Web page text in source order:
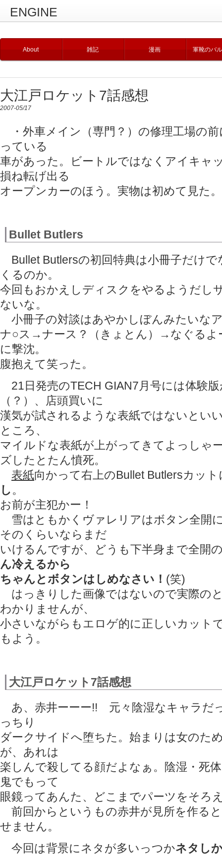
ENGINE
About 雑記 漫画 軍靴のバ
大江戸ロケット7話感想
2007-05/17
・外車メイン（専門？）の修理工場の
っている
車があった。ビートルではなくアイキャ
損ね転げ出る
オープンカーのほう。実物は初めて見た
Bullet Butlers
Bullet Butlersの初回特典は小冊子だけ
くるのか。
今回もおかえしディスクをやるようだし
ないな。
小冊子の対談はあやかしぼんみたいな
ナ○ス→ナース？（きょとん）→なぐる
に撃沈。
腹抱えて笑った。
21日発売のTECH GIAN7月号には体験
（？）、店頭買いに
漢気が試されるような表紙ではないとい
ところ、
マイルドな表紙が上がってきてよっし
ズしたとたん憤死。
表紙向かって右上のBullet Butlersカット
し。
お前が主犯かー！
雪はともかくヴァレリアはボタン全開
そのくらいならまだ
いけるんですが、どうも下半身まで全開
ん冷えるから
ちゃんとボタンはしめなさい！ (笑)
はっきりした画像ではないので実際の
わかりませんが、
小さいながらもエロゲ的に正しいカット
もよう。
大江戸ロケット7話感想
あ、赤井ーーー!! 元々陰湿なキャラだ
っちり
ダークサイドへ堕ちた。始まりは女のた
が、あれは
楽しんで殺してる顔だよなぁ。陰湿・死
鬼でもって
眼鏡ってあんた、どこまでパーツをそろ
前回からというもの赤井が見所を作る
せません。
今回は背景にネタが多いっつかネタし